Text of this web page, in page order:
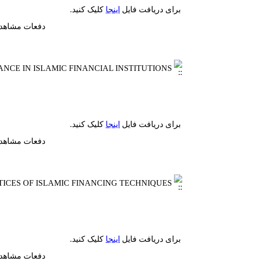
برای دریافت فایل اینجا کلیک کنید.
دفعات مشاهده: ۴۱۰۸ بار | دفعات چاپ: ۱۵۶۴ بار | دفعات ارسال به
IN ISLAMIC FINANCIAL INSTITUTIONS
برای دریافت فایل اینجا کلیک کنید.
دفعات مشاهده: ۳۶۱۰ بار | دفعات چاپ: ۱۴۷۴ بار | دفعات ارسال به
OF ISLAMIC FINANCING TECHNIQUES
برای دریافت فایل اینجا کلیک کنید.
دفعات مشاهده: ۳۴۳۰ بار | دفعات چاپ: ۱۴۳۰ بار | دفعات ارسال به